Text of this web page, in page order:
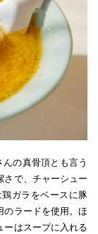
の真骨頂とも言う
さで、チャーシュー
ガラをベースに豚
のラードを使用。ほ
ーはスープに入れる